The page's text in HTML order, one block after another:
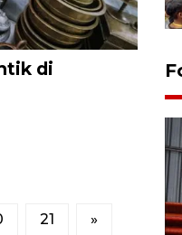
di
21 »